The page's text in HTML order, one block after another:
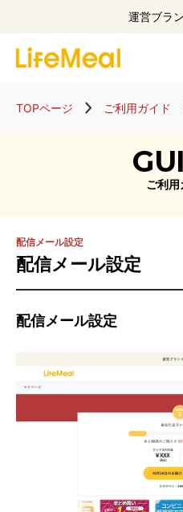
運営ブラ
TOPページ ご利用ガイド
ご利用
配信メール設定
配信メール設定
配信メール設定